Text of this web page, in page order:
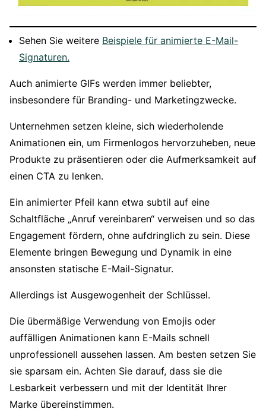
Sehen Sie weitere Beispiele für animierte E-Mail-
Signaturen.
Auch animierte GIFs werden immer beliebter,
insbesondere für Branding- und Marketingzwecke.
Unternehmen setzen kleine, sich wiederholende
Animationen ein, um Firmenlogos hervorzuheben, neue
Produkte zu präsentieren oder die Aufmerksamkeit auf
einen CTA zu lenken.
Ein animierter Pfeil kann etwa subtil auf eine
Schaltfläche „Anruf vereinbaren“ verweisen und so das
Engagement fördern, ohne aufdringlich zu sein. Diese
Elemente bringen Bewegung und Dynamik in eine
ansonsten statische E-Mail-Signatur.
Allerdings ist Ausgewogenheit der Schlüssel.
Die übermäßige Verwendung von Emojis oder
auffälligen Animationen kann E-Mails schnell
unprofessionell aussehen lassen. Am besten setzen Sie
sie sparsam ein. Achten Sie darauf, dass sie die
Lesbarkeit verbessern und mit der Identität Ihrer
Marke übereinstimmen.